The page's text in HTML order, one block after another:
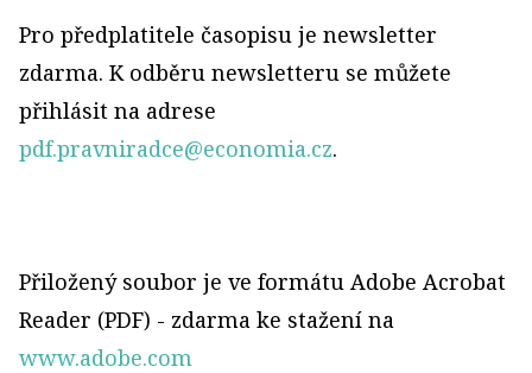
Pro předplatitele časopisu je newsletter
zdarma. K odběru newsletteru se můžete
přihlásit na adrese
pdf.pravniradce@economia.cz.
Přiložený soubor je ve formátu Adobe Acrobat
Reader (PDF) - zdarma ke stažení na
www.adobe.com